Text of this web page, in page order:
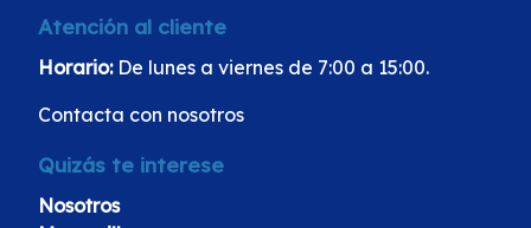
Atención al cliente
Horario: De lunes a viernes de 7:00 a 15:00.
Contacta con nosotros
Quizás te interese
Nosotros